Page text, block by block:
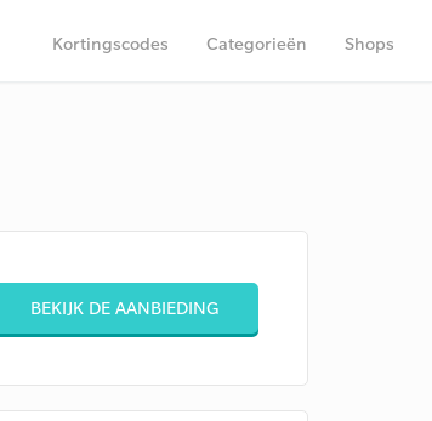
Kortingscodes Categorieën Shops
BEKIJK DE AANBIEDING